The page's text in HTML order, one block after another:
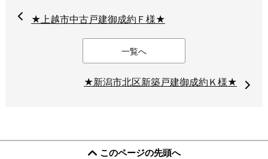
★上越市中古戸建御成約Ｆ様★
一覧へ
★新潟市北区新築戸建御成約Ｋ様★
このページの先頭へ